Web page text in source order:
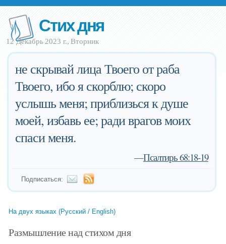
Стих дня
12 Декабрь 2023 г., Вторник
не скрывай лица Твоего от раба
Твоего, ибо я скорблю; скоро
услышь меня; приблизься к душе
моей, избавь ее; ради врагов моих
спаси меня.
—Псалтирь 68:18-19
Подписаться:
На двух языках (Русский / English)
Размышление над стихом дня